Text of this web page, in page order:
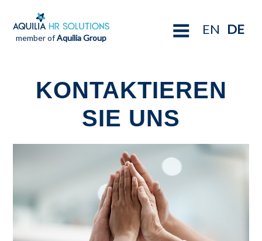
EN DE
member ofAquilia Group
KONTAKTIEREN
SIE UNS